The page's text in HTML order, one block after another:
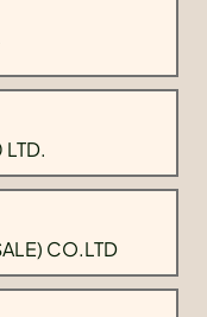
CO.LTD